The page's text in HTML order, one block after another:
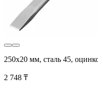
250х20 мм, сталь 45,
2 748 ₸